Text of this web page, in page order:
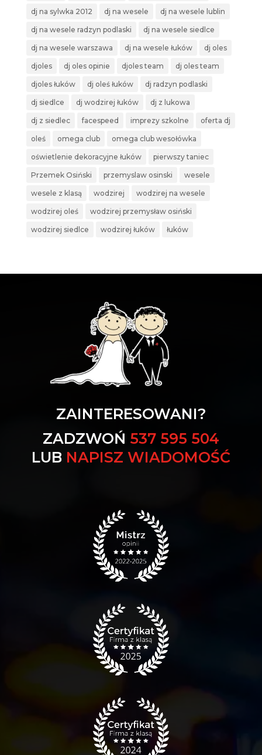
dj na sylwka 2012 dj na wesele dj na wesele lublin
dj na wesele radzyn podlaski dj na wesele siedlce
dj na wesele warszawa dj na wesele łuków dj oles
djoles dj oles opinie djoles team dj oles team
djoles łuków dj oleś łuków dj radzyn podlaski
dj siedlce dj wodzirej łuków dj z lukowa
dj z siedlec facespeed imprezy szkolne oferta dj
oleś omega club omega club wesołówka
oświetlenie dekoracyjne łuków pierwszy taniec
Przemek Osiński przemyslaw osinski wesele
wesele z klasą wodzirej wodzirej na wesele
wodzirej oleś wodzirej przemysław osiński
wodzirej siedlce wodzirej łuków łuków
ZAINTERESOWANI?
ZADZWOŃ 537 595 504
LUB NAPISZ WIADOMOŚĆ